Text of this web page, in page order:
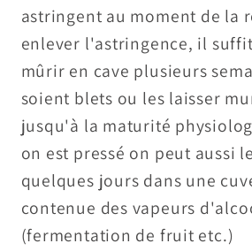
astringent au moment de la
enlever l'astringence, il
mûrir en cave plusieurs
soient blets ou les laisser
jusqu'à la maturité
on est pressé on peut aussi
quelques jours dans une
contenue des vapeurs
(fermentation de fruit etc.)